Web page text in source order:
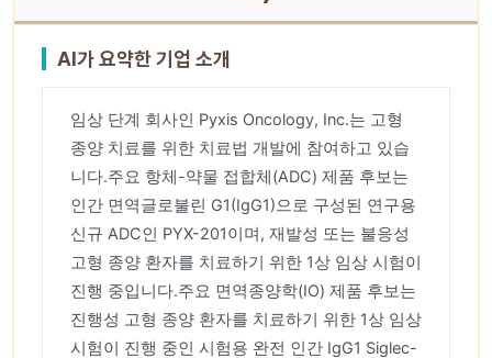
AI가 요약한 기업 소개
임상 단계 회사인 Pyxis Oncology, Inc.는 고형
종양 치료를 위한 치료법 개발에 참여하고 있습
니다.주요 항체-약물 접합체(ADC) 제품 후보는
인간 면역글로불린 G1(IgG1)으로 구성된 연구용
신규 ADC인 PYX-201이며, 재발성 또는 불응성
고형 종양 환자를 치료하기 위한 1상 임상 시험이
진행 중입니다.주요 면역종양학(IO) 제품 후보는
진행성 고형 종양 환자를 치료하기 위한 1상 임상
시험이 진행 중인 시험용 완전 인간 IgG1 Siglec-